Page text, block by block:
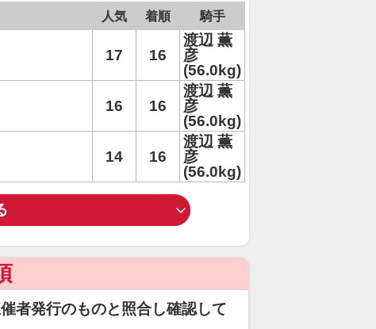
人気 着順 騎手
17 16
渡辺 薫
彦
(56.0kg)
16 16
渡辺 薫
彦
(56.0kg)
14 16
渡辺 薫
彦
(56.0kg)
者発行のものと照合し確認して